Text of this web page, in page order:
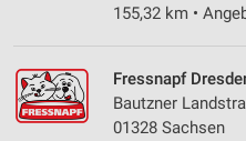
155,32 km •
Fressnapf
Bautzner
01328 Sachsen
personalisierter Inhalte
Messung der Performance